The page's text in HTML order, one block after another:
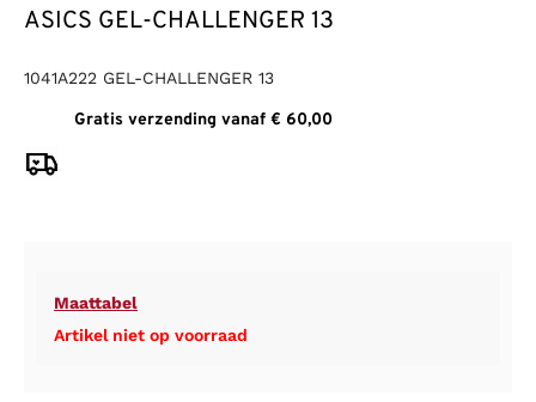
ASICS GEL-CHALLENGER 13
1041A222 GEL-CHALLENGER 13
Gratis verzending vanaf € 60,00
Maattabel
Artikel niet op voorraad